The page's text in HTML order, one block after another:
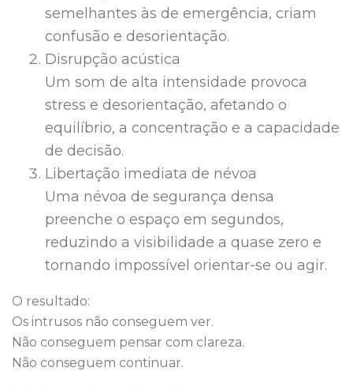
semelhantes às de emergência, criam
confusão e desorientação.
Disrupção acústica
Um som de alta intensidade provoca
stress e desorientação, afetando o
equilíbrio, a concentração e a capacidade
de decisão.
Libertação imediata de névoa
Uma névoa de segurança densa
preenche o espaço em segundos,
reduzindo a visibilidade a quase zero e
tornando impossível orientar-se ou agir.
O resultado:
Os intrusos não conseguem ver.
Não conseguem pensar com clareza.
Não conseguem continuar.